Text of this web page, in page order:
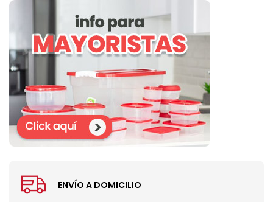
ENVÍO A DOMICILIO